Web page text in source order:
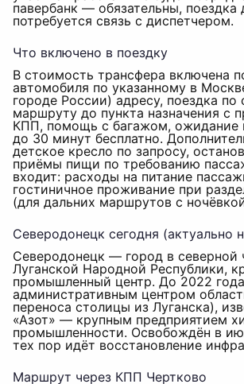
павербанк — обязательны, поездка
потребуется связь с диспетчером.
Что включено в поездку
В стоимость трансфера включена
автомобиля по указанному в
городе России) адресу, поездка по
маршруту до пункта назначения с
КПП, помощь с багажом, ожидание
до 30 минут бесплатно.
детское кресло по запросу,
приёмы пищи по требованию
входит: расходы на питание
гостиничное проживание при
(для дальних маршрутов с
Северодонецк сегодня (актуально
Северодонецк — город в северной
Луганской Народной Республики,
промышленный центр. До 2022
административным центром
переноса столицы из Луганска),
«Азот» — крупным предприятием
промышленности. Освобождён в
тех пор идёт восстановление
Маршрут через КПП Чертково